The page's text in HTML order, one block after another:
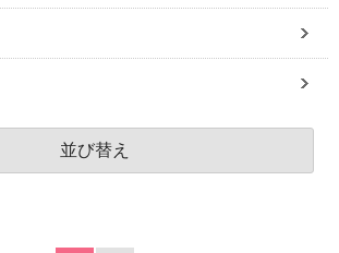
並び替え